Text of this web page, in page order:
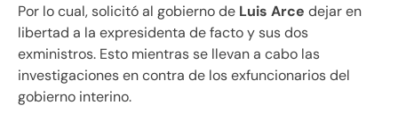
Por lo cual, solicitó al gobierno de Luis Arce dejar en
libertad a la expresidenta de facto y sus dos
exministros. Esto mientras se llevan a cabo las
investigaciones en contra de los exfuncionarios del
gobierno interino.